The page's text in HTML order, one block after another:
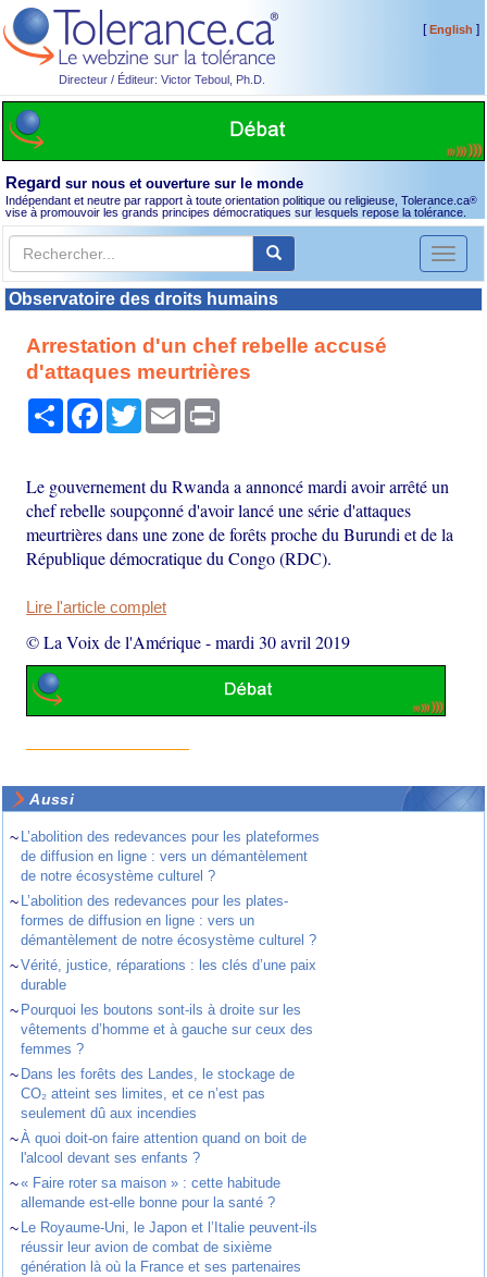
Directeur / Éditeur: Victor Teboul, Ph.D.
[English ]
Regard sur nous et ouverture sur le monde
Indépendant et neutre par rapport à toute orientation politique ou religieuse, Tolerance.ca®
vise à promouvoir les grands principes démocratiques sur lesquels repose la tolérance.
Toggle
Observatoire des droits humains
Arrestation d'un chef rebelle accusé
d'attaques meurtrières
PartagerFacebook
TwitterEmail
Le gouvernement du Rwanda a annoncé mardi avoir arrêté un
chef rebelle soupçonné d'avoir lancé une série d'attaques
meurtrières dans une zone de forêts proche du Burundi et de la
République démocratique du Congo (RDC).
Lire l'article complet
© La Voix de l'Amérique-mardi 30 avril 2019
Aussi
~ L’abolition des redevances pour les plateformes
de diffusion en ligne : vers un démantèlement
de notre écosystème culturel ?
~ L’abolition des redevances pour les plates-
formes de diffusion en ligne : vers un
démantèlement de notre écosystème culturel ?
~Vérité, justice, réparations : les clés d’une paix
durable
~ Pourquoi les boutons sont-ils à droite sur les
vêtements d’homme et à gauche sur ceux des
femmes ?
~ Dans les forêts des Landes, le stockage de
CO₂ atteint ses limites, et ce n’est pas
seulement dû aux incendies
~À quoi doit-on faire attention quand on boit de
l'alcool devant ses enfants ?
~« Faire roter sa maison » : cette habitude
allemande est-elle bonne pour la santé ?
~ Le Royaume-Uni, le Japon et l’Italie peuvent-ils
réussir leur avion de combat de sixième
génération là où la France et ses partenaires